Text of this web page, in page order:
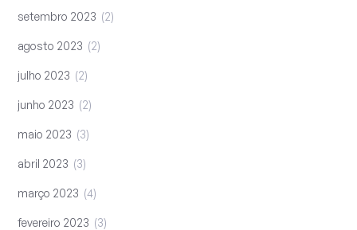
setembro 2023 2
agosto 2023 2
julho 2023 2
junho 2023 2
maio 2023 3
abril 2023 3
março 2023 4
fevereiro 2023 3